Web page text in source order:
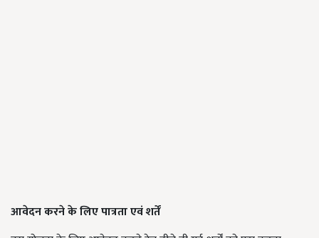
आवेदन करने के लिए पात्रता एवं शर्तें